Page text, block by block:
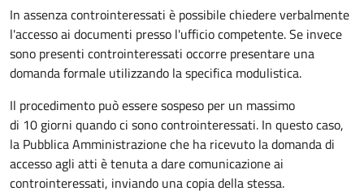
In assenza controinteressati è possibile chiedere verbalmente
l'accesso ai documenti presso l'ufficio competente. Se invece
sono presenti controinteressati occorre presentare una
domanda formale utilizzando la specifica modulistica.
Il procedimento può essere sospeso per un massimo
di 10 giorni quando ci sono controinteressati. In questo caso,
la Pubblica Amministrazione che ha ricevuto la domanda di
accesso agli atti è tenuta a dare comunicazione ai
controinteressati, inviando una copia della stessa.